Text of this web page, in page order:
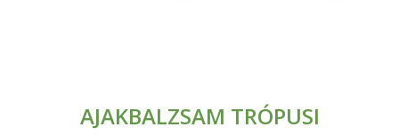
AJAKBALZSAM TRÓPUSI